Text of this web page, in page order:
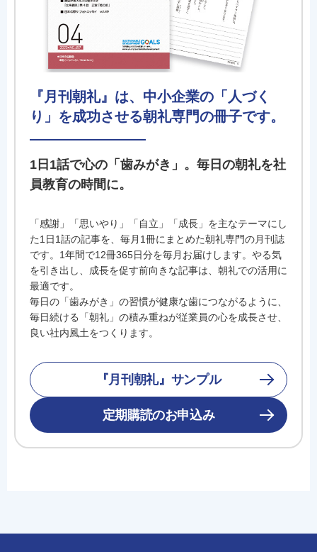
『月刊朝礼』は、中小企業の「人づく
り」を成功させる朝礼専門の冊子です。
1日1話で心の「歯みがき」。毎日の朝礼を社
員教育の時間に。
「感謝」「思いやり」「自立」「成長」を主なテーマにし
た1日1話の記事を、毎月1冊にまとめた朝礼専門の月刊誌
です。1年間で12冊365日分を毎月お届けします。やる気
を引き出し、成長を促す前向きな記事は、朝礼での活用に
最適です。
毎日の「歯みがき」の習慣が健康な歯につながるように、
毎日続ける「朝礼」の積み重ねが従業員の心を成長させ、
良い社内風土をつくります。
『月刊朝礼』サンプル
定期購読のお申込み